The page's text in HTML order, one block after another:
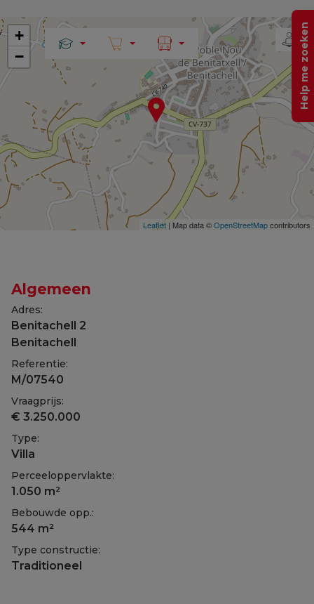
+
−
Leaflet| Map data ©OpenStreetMapcontributors
Algemeen
Adres:
Benitachell 2
Benitachell
Referentie:
M/07540
Vraagprijs:
€ 3.250.000
Type:
Villa
Perceeloppervlakte:
1.050 m²
Bebouwde opp.:
544 m²
Type constructie:
Traditioneel
Help me zoeken